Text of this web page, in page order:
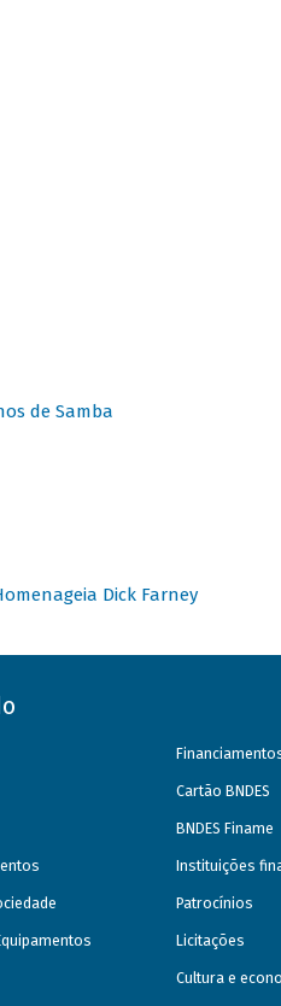
de Samba
Dick Farney
Cartão BNDES
BNDES Finame
Instituições
Patrocínios
Licitações
Cultura e